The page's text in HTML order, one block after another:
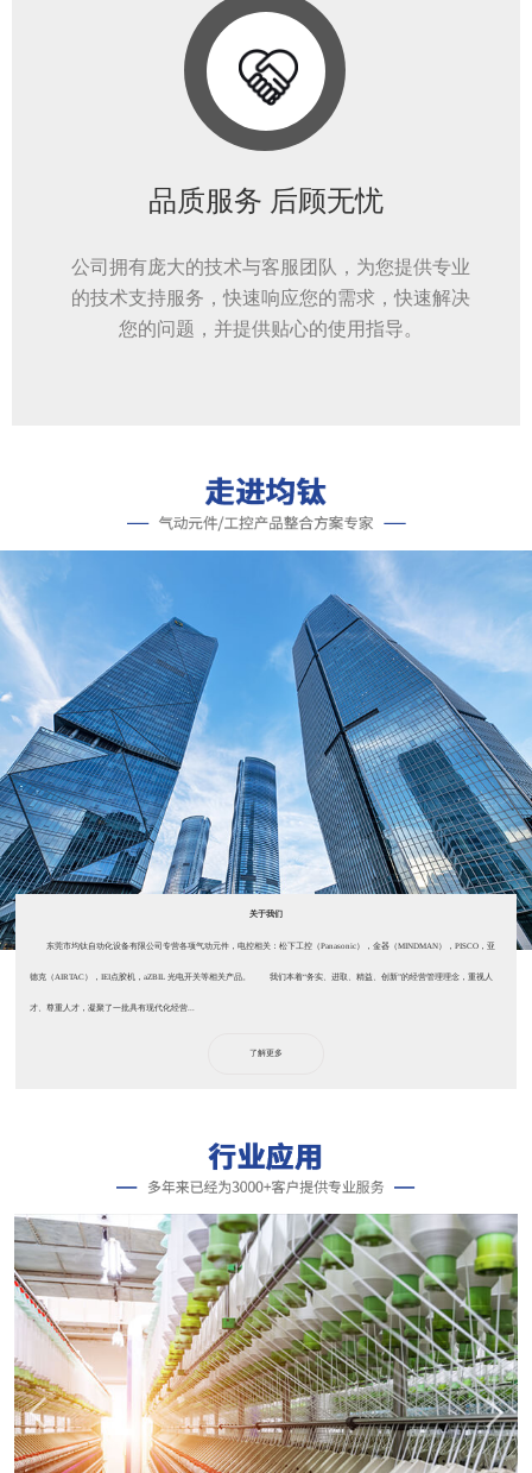
品质服务 后顾无忧
公司拥有庞大的技术与客服团队，为您提供专业
的技术支持服务，快速响应您的需求，快速解决
您的问题，并提供贴心的使用指导。
关于我们
东莞市均钛自动化设备有限公司专营各项气动元件，电控相关：松下工控（Panasonic），金器（MINDMAN），PISCO，亚
德克（AIRTAC），IEI点胶机，aZBIL 光电开关等相关产品。 我们本着“务实、进取、精益、创新”的经营管理理念，重视人
才、尊重人才，凝聚了一批具有现代化经营...
了解更多